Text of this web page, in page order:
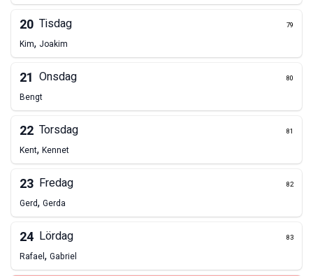
20 Tisdag 79
Kim, Joakim
21 Onsdag 80
Bengt
22 Torsdag 81
Kent, Kennet
23 Fredag 82
Gerd, Gerda
24 Lördag 83
Rafael, Gabriel